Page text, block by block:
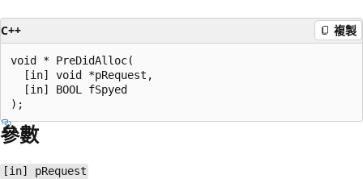
C++ 複製
void * PreDidAlloc(
  [in] void *pRequest,
  [in] BOOL fSpyed
參數
[in] pRequest